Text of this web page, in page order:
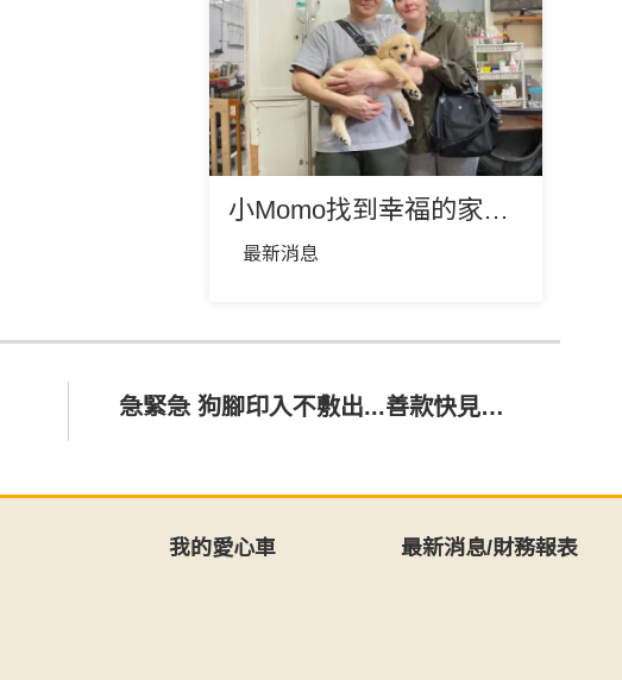
小Momo找到幸福的家囉🎉🎉❤️
最新消息
急緊急 狗腳印入不敷出...善款快見底了…
我的愛心車 最新消息/財務報表